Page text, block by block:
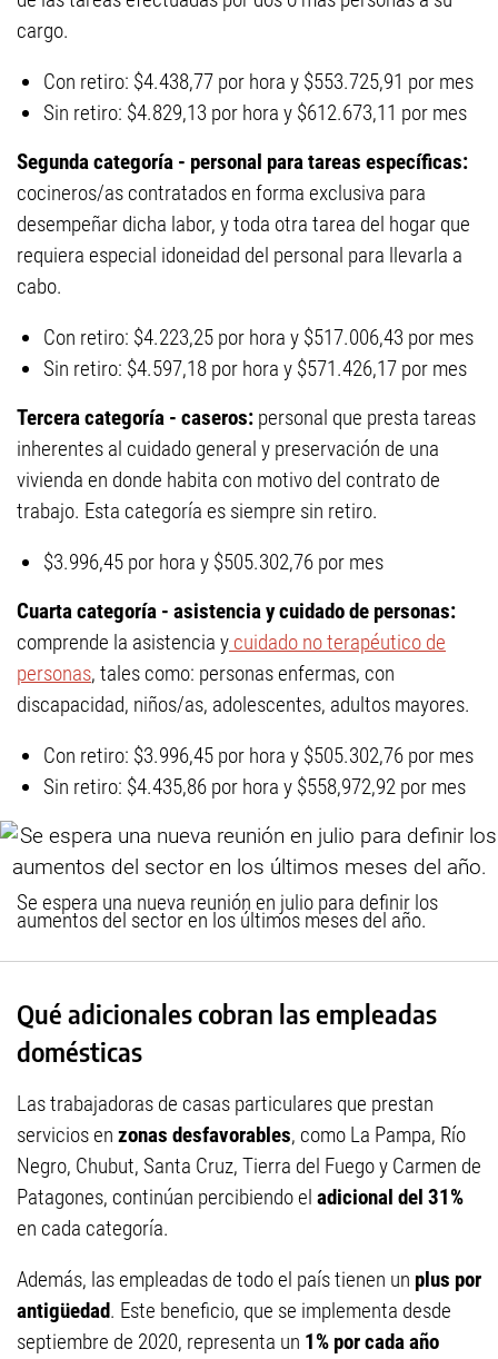
cargo.
Con retiro: $4.438,77 por hora y $553.725,91 por mes
Sin retiro: $4.829,13 por hora y $612.673,11 por mes
Segunda categoría - personal para tareas específicas:
cocineros/as contratados en forma exclusiva para
desempeñar dicha labor, y toda otra tarea del hogar que
requiera especial idoneidad del personal para llevarla a
cabo.
Con retiro: $4.223,25 por hora y $517.006,43 por mes
Sin retiro: $4.597,18 por hora y $571.426,17 por mes
Tercera categoría - caseros: personal que presta tareas
inherentes al cuidado general y preservación de una
vivienda en donde habita con motivo del contrato de
trabajo. Esta categoría es siempre sin retiro.
$3.996,45 por hora y $505.302,76 por mes
Cuarta categoría - asistencia y cuidado de personas:
comprende la asistencia y cuidado no terapéutico de
personas, tales como: personas enfermas, con
discapacidad, niños/as, adolescentes, adultos mayores.
Con retiro: $3.996,45 por hora y $505.302,76 por mes
Sin retiro: $4.435,86 por hora y $558,972,92 por mes
Se espera una nueva reunión en julio para definir los
aumentos del sector en los últimos meses del año.
Qué adicionales cobran las empleadas
domésticas
Las trabajadoras de casas particulares que prestan
servicios en zonas desfavorables, como La Pampa, Río
Negro, Chubut, Santa Cruz, Tierra del Fuego y Carmen de
Patagones, continúan percibiendo el adicional del 31%
en cada categoría.
Además, las empleadas de todo el país tienen un plus por
antigüedad. Este beneficio, que se implementa desde
septiembre de 2020, representa un 1% por cada año